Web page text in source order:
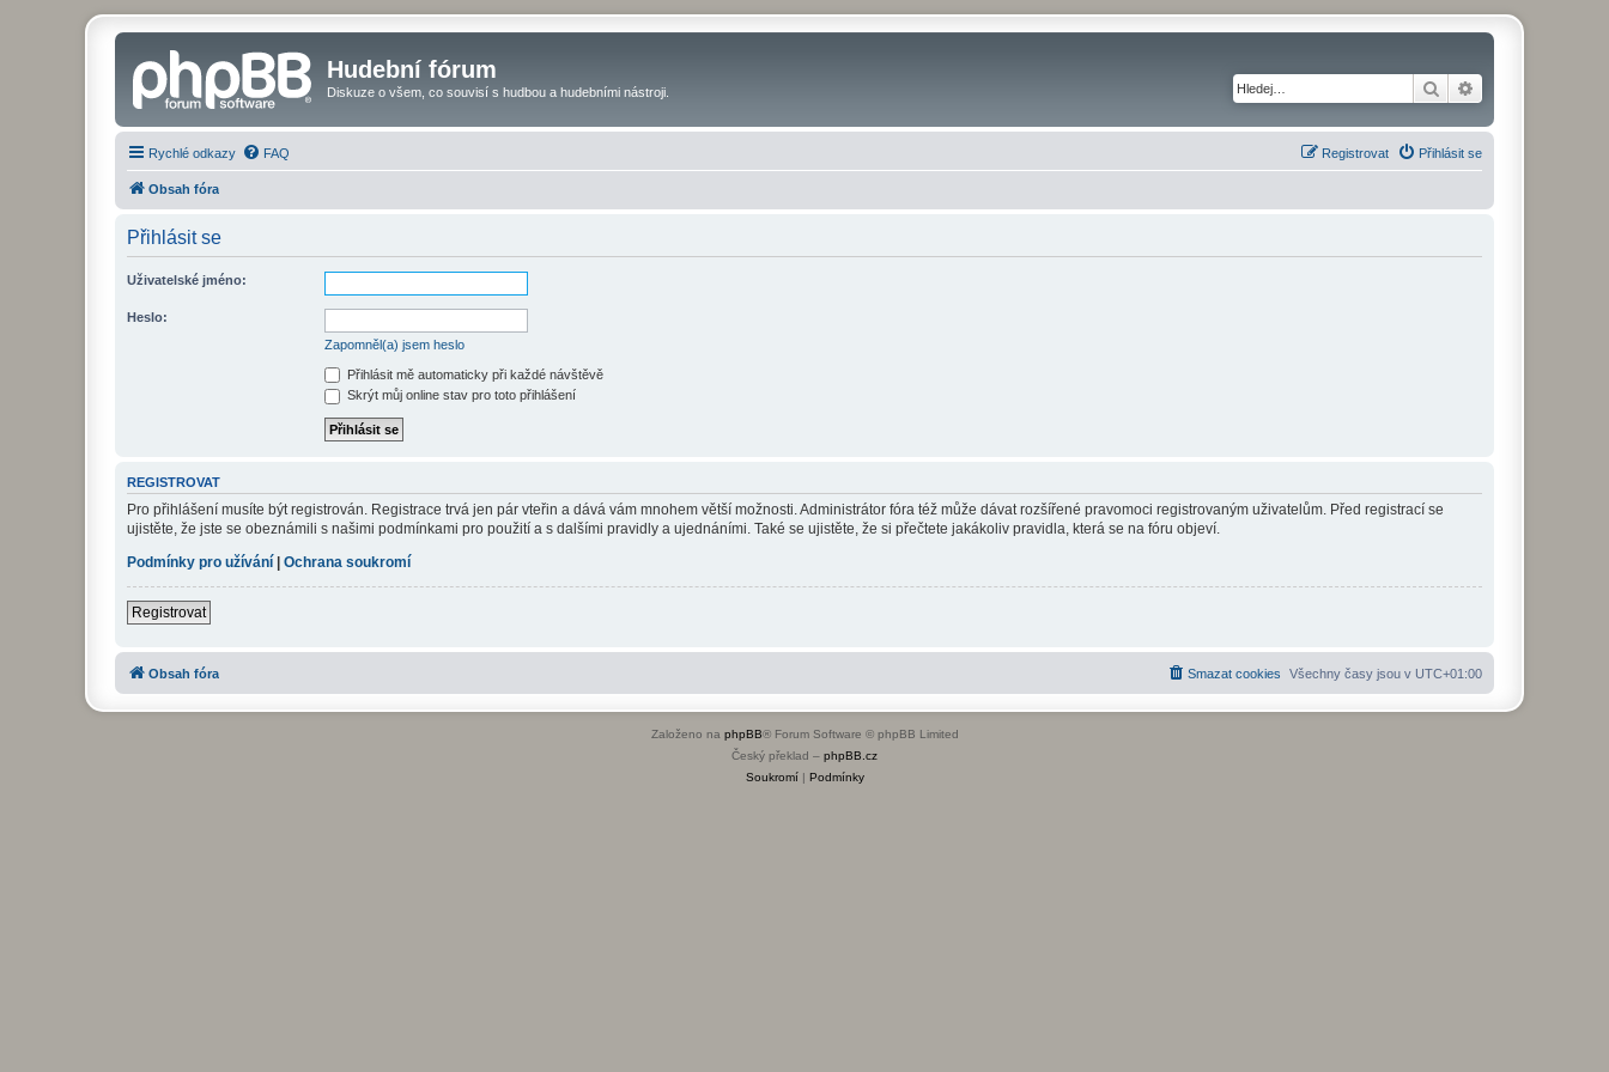
Hudební fórum
Diskuze o všem, co souvisí s hudbou a hudebními nástroji. Hledat
Rychlé odkazy FAQ Přihlásit se
Registrovat
Obsah fóra
Přihlásit se
Uživatelské jméno:
Heslo:
Zapomněl(a) jsem heslo
Přihlásit mě automaticky při každé návštěvě
Skrýt můj online stav pro toto přihlášení
REGISTROVAT
Pro přihlášení musíte být registrován. Registrace trvá jen pár vteřin a dává vám mnohem větší možnosti. Administrátor fóra též může dávat rozšířené pravomoci registrovaným uživatelům. Před registrací se
ujistěte, že jste se obeznámili s našimi podmínkami pro použití a s dalšími pravidly a ujednáními. Také se ujistěte, že si přečtete jakákoliv pravidla, která se na fóru objeví.
Podmínky pro užívání
Ochrana soukromí
Registrovat
Obsah fóra Všechny časy jsou v UTC+01:00
Smazat cookies
Založeno na phpBB® Forum Software © phpBB Limited
Český překlad – phpBB.cz
Soukromí| Podmínky